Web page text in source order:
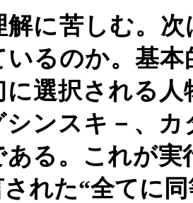
解に苦しむ。
いるのか。基
に選択される
シンスキ－、
る。これが実
れた“全てに